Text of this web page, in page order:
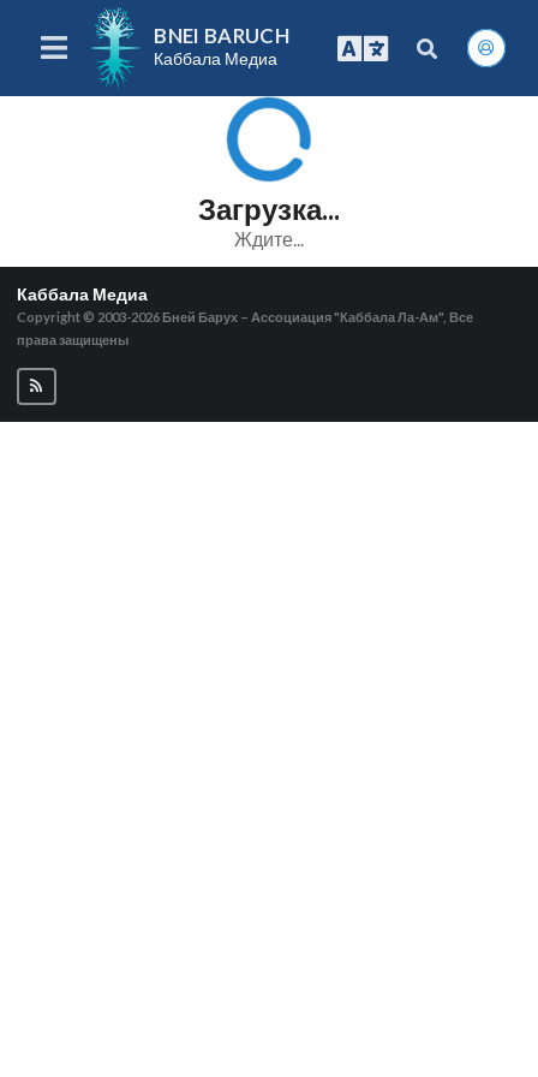
BNEI BARUCH
Каббала Медиа
Загрузка...
Ждите...
Каббала Медиа
Copyright © 2003-2026 Бней Барух – Ассоциация "Каббала Ла-Ам", Все
права защищены